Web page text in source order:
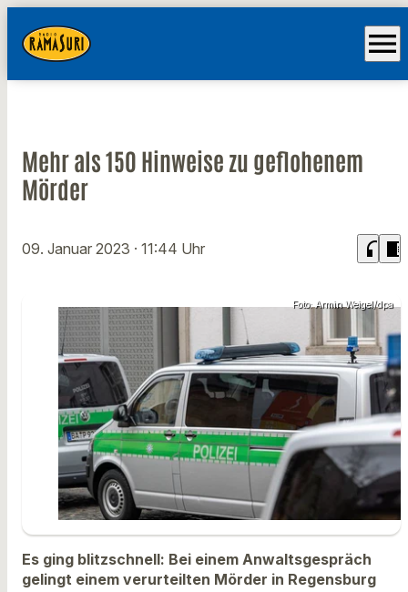
menu
Mehr als 150 Hinweise zu geflohenem
Mörder
09. Januar 2023 · 11:44 Uhr headphones chrome_reader_mode
Foto: Armin Weigel/dpa
Es ging blitzschnell: Bei einem Anwaltsgespräch
gelingt einem verurteilten Mörder in Regensburg